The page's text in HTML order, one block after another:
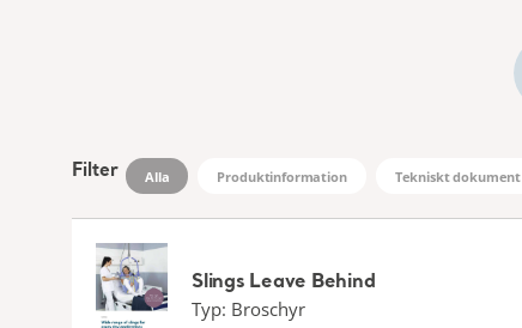
Filter Alla Produktinformation Tekniskt dokument
Slings Leave Behind
Typ: Broschyr